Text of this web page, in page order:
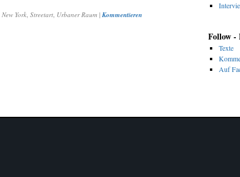
New York, Streetart, Urbaner Raum | Kommentieren
Follow -
Texte
Auf